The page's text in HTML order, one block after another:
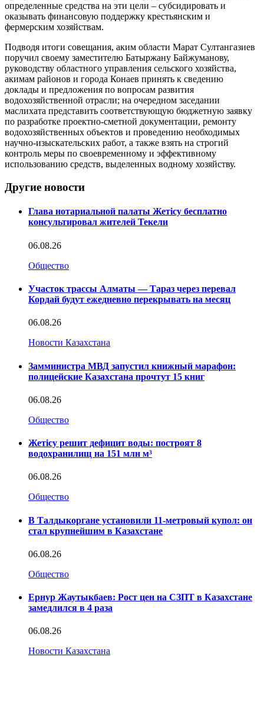
определенные средства на эти цели – субсидировать и
оказывать финансовую поддержку крестьянским и
фермерским хозяйствам.
Подводя итоги совещания, аким области Марат Султангазиев
поручил своему заместителю Батыржану Байжуманову,
руководству областного управления сельского хозяйства,
акимам районов и города Конаев принять к сведению
доклады и предложения по вопросам развития
водохозяйственной отрасли; на очередном заседании
маслихата представить соответствующую бюджетную заявку
по разработке проектно-сметной документации, ремонту
водохозяйственных объектов и проведению необходимых
научно-изыскательских работ, а также взять на строгий
контроль меры по своевременному и эффективному
использованию средств, выделенных водному хозяйству.
Другие новости
Глава нотариальной палаты Жетісу бесплатно
консультировал жителей Текели
06.08.26
Общество
Участок трассы Алматы — Тараз через перевал
Кордай будут ежедневно перекрывать на месяц
06.08.26
Новости Казахстана
Замминистра МВД запустил книжный марафон:
полицейские Казахстана прочтут 15 книг
06.08.26
Общество
Жетісу решит дефицит воды: построят 8
водохранилищ на 151 млн м³
06.08.26
Общество
В Талдыкоргане установили 11-метровый купол: он
стал крупнейшим в Казахстане
06.08.26
Общество
Ернур Жаутыкбаев: Рост цен на СЗПТ в Казахстане
замедлился в 4 раза
06.08.26
Новости Казахстана